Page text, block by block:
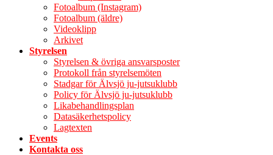
Fotoalbum (Instagram)
Fotoalbum (äldre)
Videoklipp
Arkivet
Styrelsen
Styrelsen & övriga ansvarsposter
Protokoll från styrelsemöten
Stadgar för Älvsjö ju-jutsuklubb
Policy för Älvsjö ju-jutsuklubb
Likabehandlingsplan
Datasäkerhetspolicy
Lagtexten
Events
Kontakta oss